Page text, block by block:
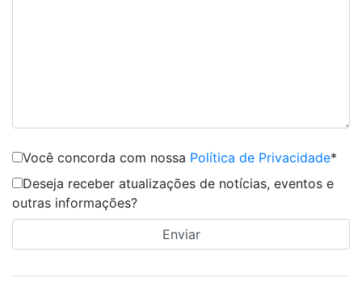
Você concorda com nossa Política de Privacidade*
Deseja receber atualizações de notícias, eventos e
outras informações?